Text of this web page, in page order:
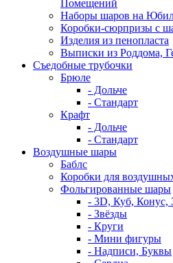
Помещений
Наборы шаров на
Коробки-сюрпризы с
Изделия из пенопласта
Выписки из Роддома,
Съедобные трубочки
Брюле
- Дольче
- Стандарт
Крафт
- Дольче
- Стандарт
Воздушные шары
Баблс
Коробки для
Фольгированные шары
- 3D, Куб, Конус,
- Звёзды
- Круги
- Мини фигуры
- Надписи, Буквы